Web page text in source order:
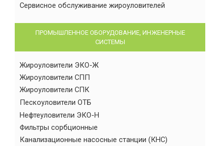
Сервисное обслуживание жироуловителей
ПРОМЫШЛЕННОЕ ОБОРУДОВАНИЕ, ИНЖЕНЕРНЫЕ
СИСТЕМЫ
Жироуловители ЭКО-Ж
Жироуловители СПП
Жироуловители СПК
Пескоуловители ОТБ
Нефтеуловители ЭКО-Н
Фильтры сорбционные
Канализационные насосные станции (КНС)